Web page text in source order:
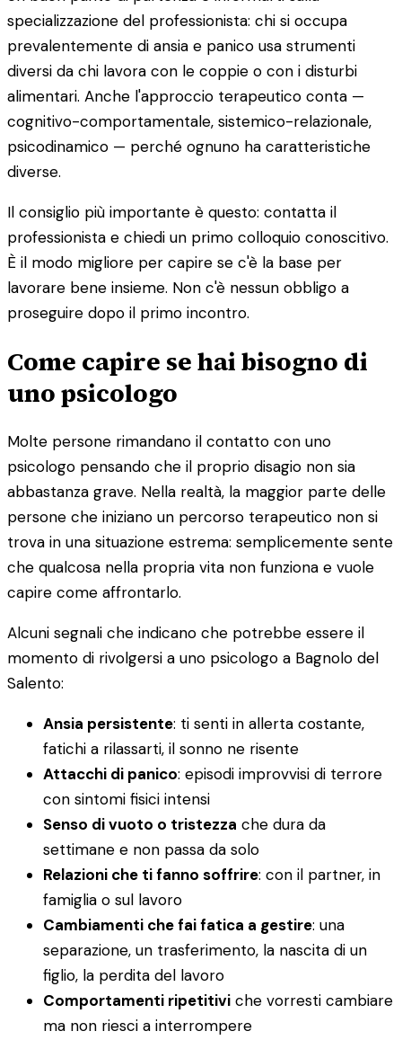
specializzazione del professionista: chi si occupa
prevalentemente di ansia e panico usa strumenti
diversi da chi lavora con le coppie o con i disturbi
alimentari. Anche l'approccio terapeutico conta —
cognitivo-comportamentale, sistemico-relazionale,
psicodinamico — perché ognuno ha caratteristiche
diverse.
Il consiglio più importante è questo: contatta il
professionista e chiedi un primo colloquio conoscitivo.
È il modo migliore per capire se c'è la base per
lavorare bene insieme. Non c'è nessun obbligo a
proseguire dopo il primo incontro.
Come capire se hai bisogno di
uno psicologo
Molte persone rimandano il contatto con uno
psicologo pensando che il proprio disagio non sia
abbastanza grave. Nella realtà, la maggior parte delle
persone che iniziano un percorso terapeutico non si
trova in una situazione estrema: semplicemente sente
che qualcosa nella propria vita non funziona e vuole
capire come affrontarlo.
Alcuni segnali che indicano che potrebbe essere il
momento di rivolgersi a uno psicologo a Bagnolo del
Salento:
Ansia persistente: ti senti in allerta costante,
fatichi a rilassarti, il sonno ne risente
Attacchi di panico: episodi improvvisi di terrore
con sintomi fisici intensi
Senso di vuoto o tristezza che dura da
settimane e non passa da solo
Relazioni che ti fanno soffrire: con il partner, in
famiglia o sul lavoro
Cambiamenti che fai fatica a gestire: una
separazione, un trasferimento, la nascita di un
figlio, la perdita del lavoro
Comportamenti ripetitivi che vorresti cambiare
ma non riesci a interrompere